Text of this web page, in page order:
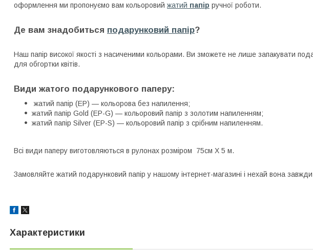
оформлення ми пропонуємо вам кольоровий жатий папір ручної роботи.
Де вам знадобиться подарунковий папір?
Наш папір високої якості з насиченими кольорами. Ви зможете не лише запакувати
для обгортки квітів.
Види жатого подарункового паперу:
жатий папір (EP) — кольорова без напилення;
жатий папір Gold (EP-G) — кольоровий папір з золотим напиленням;
жатий папір Silver (EP-S) — кольоровий папір з срібним напиленням.
Всі види паперу виготовляються в рулонах розміром 75см Х 5 м.
Замовляйте жатий подарунковий папір у нашому інтернет-магазині і нехай вона
Характеристики